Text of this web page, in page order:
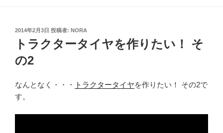
投
稿
2014年2月3日 投稿者: NORA
トラクタータイヤを作りたい！ そ
の2
なんとなく・・・ トラクタータイヤを作りたい！ その2で
す。